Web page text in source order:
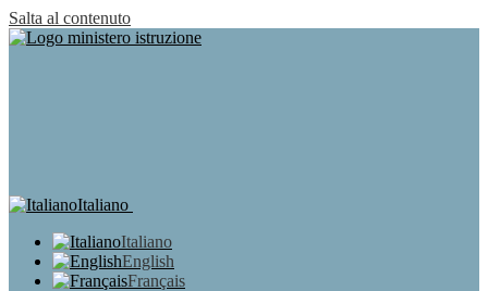
Salta al contenuto
Italiano
Italiano
English
Français